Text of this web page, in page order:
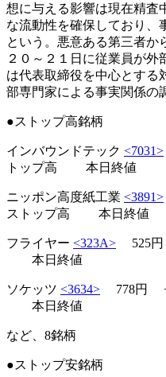
想に与える影響は現在精査
な流動性を確保しており、
という。悪意ある第三者か
２０～２１日に従業員が外
は代表取締役を中心とする
部専門家による事実関係の
●ストップ高銘柄
インバウンドテック <7031>
トップ高 本日終値
ニッポン高度紙工業 <3891>
ストップ高 本日終値
フライヤー <323A> 525
本日終値
ソケッツ <3634> 778円
本日終値
など、8銘柄
●ストップ安銘柄